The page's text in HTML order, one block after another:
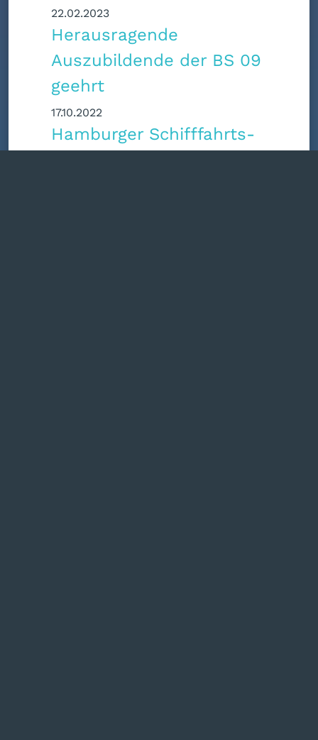
Hamburger Schifffahrts-
Azubis in London
17.10.2022
Herausragende
Auszubildende der BS 09
geehrt
22.02.2023